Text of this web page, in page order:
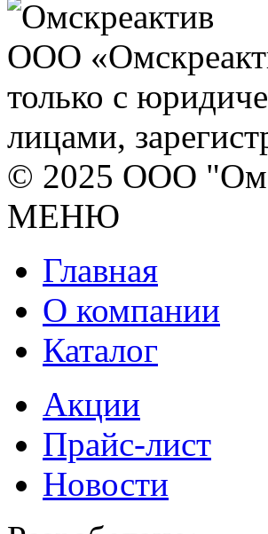
ООО
только с
лицами,
© 2025 ООО
МЕНЮ
Главная
О компании
Каталог
Акции
Прайс-лист
Новости